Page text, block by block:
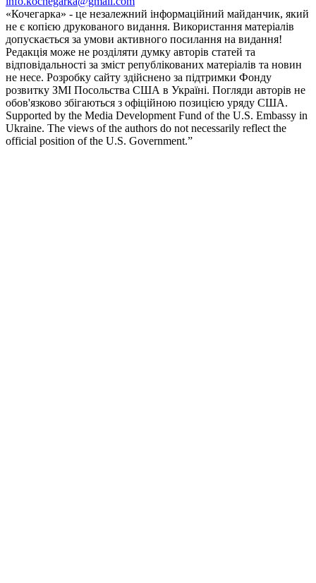
«Кочегарка» - це незалежний інформаційний майданчик, який
не є копією друкованого видання. Використання матеріалів
допускається за умови активного посилання на видання!
Редакція може не розділяти думку авторів статей та
відповідальності за зміст републікованих матеріалів та новин
не несе. Розробку сайту здійснено за підтримки Фонду
розвитку ЗМІ Посольства США в Україні. Погляди авторів не
обов'язково збігаються з офіційною позицією уряду США.
Supported by the Media Development Fund of the U.S. Embassy in
Ukraine. The views of the authors do not necessarily reflect the
official position of the U.S. Government.”